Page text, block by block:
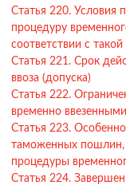
Статья 220. Условия
процедуру
соответствии с
Статья 221. Срок
ввоза (допуска)
Статья 222.
временно
Статья 223.
таможенных пошлин,
процедуры
Статья 224.